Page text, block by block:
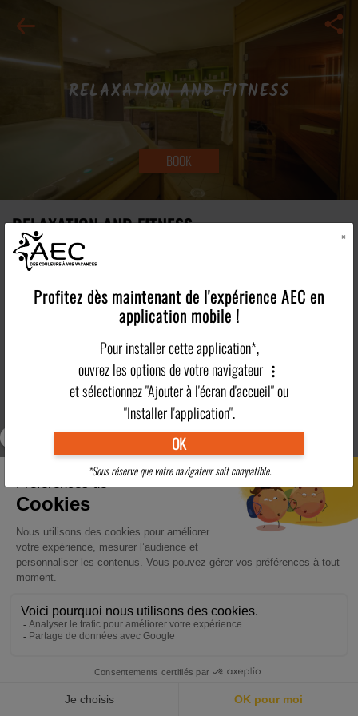
RELAXATION AND FITNESS
BOOK
RELAXATION AND FITNESS
Make your holidays about wellbeing moments
Make the most of your holidays and create your own wellbeing bubble; take
some time for yourself ! And breathe....you’re on holiday...
DESTINATIONS STRENGTHS
×
Profitez dès maintenant de l'expérience AEC en
application mobile !
Pour installer cette application*,
ouvrez les options de votre navigateur
et sélectionnez "Ajouter à l'écran d'accueil" ou
"Installer l'application".
OK
*Sous réserve que votre navigateur soit compatible.